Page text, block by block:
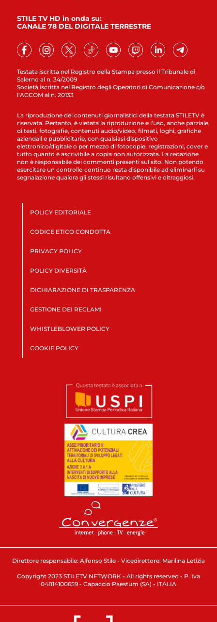
Testata iscritta nel Registro della Stampa presso il Tribunale di
Salerno al n. 34/2009
Società iscritta nel Registro degli Operatori di Comunicazione c/o
l’AGCOM al n. 20133
STILE TV HD in onda su:
CANALE 78 DEL DIGITALE TERRESTRE
La riproduzione dei contenuti giornalistici della testata STILETV è
riservata. Pertanto, è vietata la riproduzione e l’uso, anche parziale,
di testi, fotografie, contenuti audio/video, filmati, loghi, grafiche
aziendali e pubblicitarie, con qualsiasi dispositivo
elettronico/digitale o per mezzo di fotocopie, registrazioni, cover e
tutto quanto è ascrivibile a copia non autorizzata. La redazione
non è responsabile dei commenti presenti sul sito. Non potendo
esercitare un controllo continuo resta disponibile ad eliminarli su
segnalazione qualora gli stessi risultano offensivi e oltraggiosi.
POLICY EDITORIALE
CODICE ETICO CONDOTTA
PRIVACY POLICY
POLICY DIVERSITÀ
DICHIARAZIONE DI TRASPARENZA
GESTIONE DEI RECLAMI
WHISTLEBLOWER POLICY
COOKIE POLICY
Direttore responsabile: Alfonso Stile - Vicedirettore: Marilina Letizia
Copyright 2023 STILETV NETWORK - All rights reserved - P. Iva
04814100659 - Capaccio Paestum (SA) - ITALIA